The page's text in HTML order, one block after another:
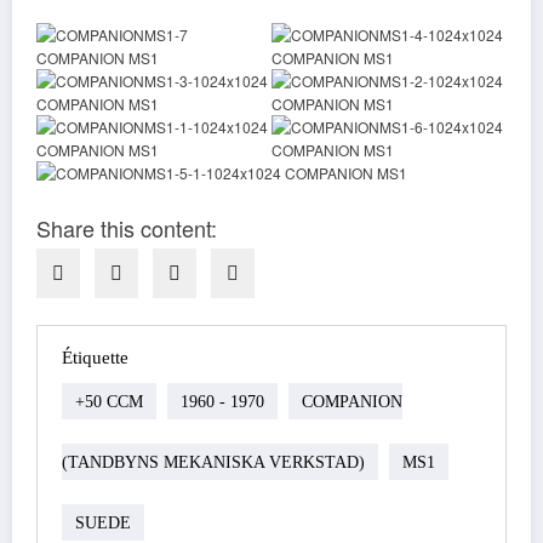
Share this content:
Étiquette
+50 CCM 1960 - 1970 COMPANION
(TANDBYNS MEKANISKA VERKSTAD) MS1
SUEDE